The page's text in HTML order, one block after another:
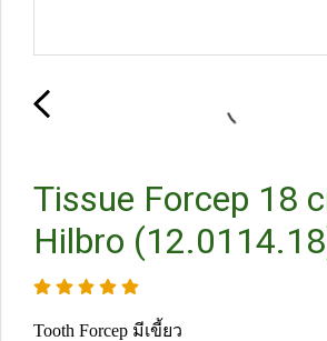
Tissue Forcep 18
Hilbro
Tooth Forcep มีเขี้ยว